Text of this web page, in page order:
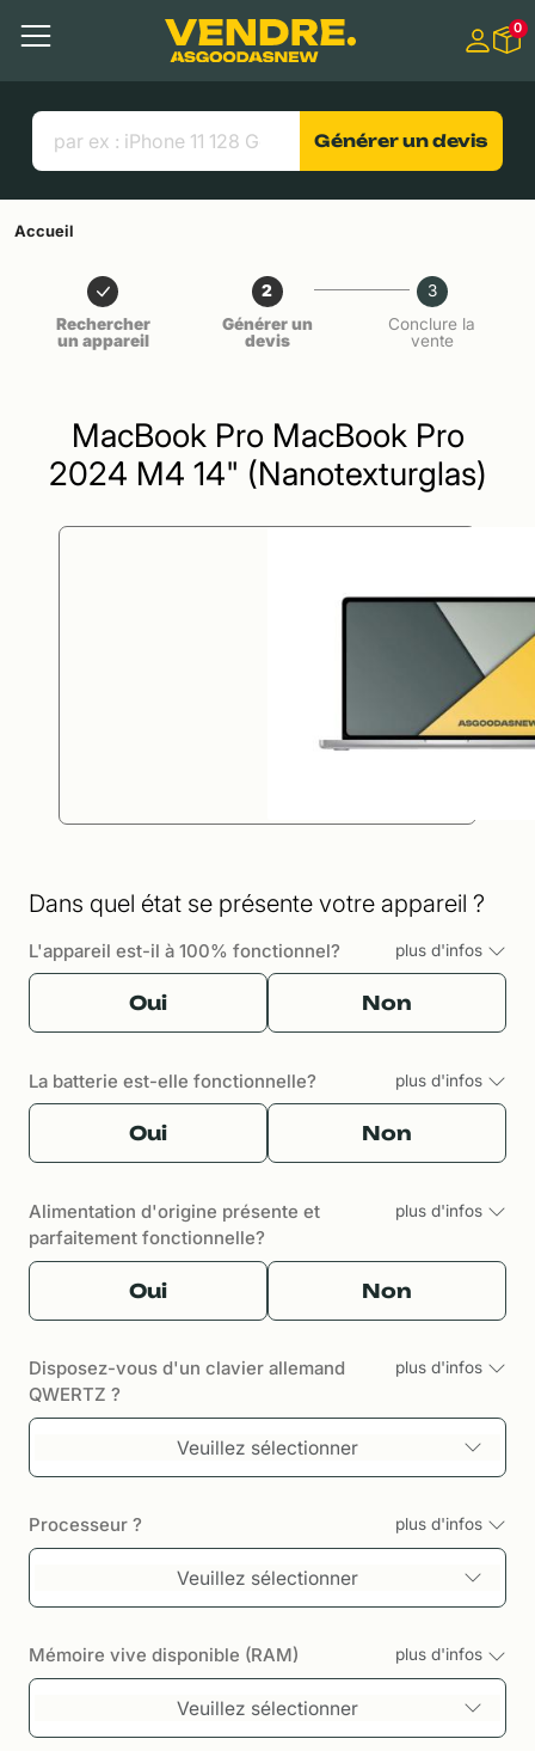
Contenu principal
Menu
Liens utiles
0
Générer un devis
Accueil
Rechercher
un appareil
2
Générer un
devis
3
Conclure la
vente
MacBook Pro MacBook Pro
2024 M4 14" (Nanotexturglas)
Dans quel état se présente votre appareil ?
L'appareil est-il à 100% fonctionnel? plus d'infos
Oui Non
La batterie est-elle fonctionnelle? plus d'infos
Oui Non
Alimentation d'origine présente et
parfaitement fonctionnelle?
plus d'infos
Oui Non
Disposez-vous d'un clavier allemand
QWERTZ ?
plus d'infos
Veuillez sélectionner
Processeur ? plus d'infos
Veuillez sélectionner
Mémoire vive disponible (RAM) plus d'infos
Veuillez sélectionner